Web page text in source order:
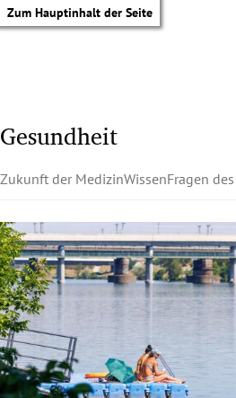
Zum Hauptinhalt der Seite
Untermenü
Gesundheit
Zukunft der MedizinWissenFragen